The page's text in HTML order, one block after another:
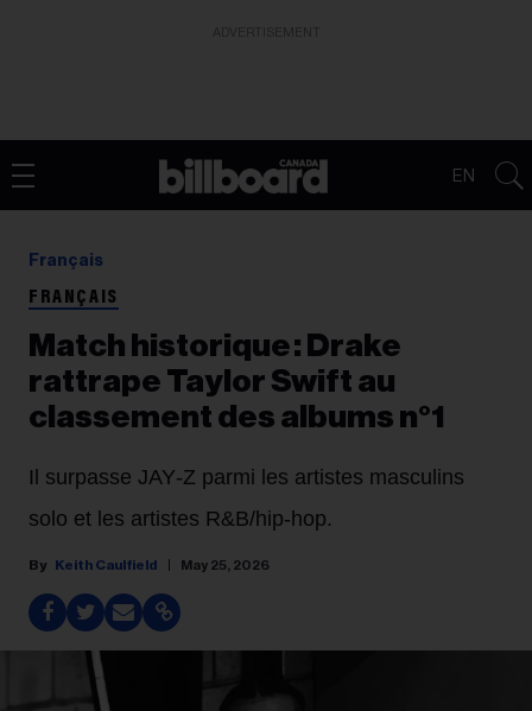
EN
Français
FRANÇAIS
Match historique : Drake
rattrape Taylor Swift au
classement des albums n°1
Il surpasse JAY‑Z parmi les artistes masculins
solo et les artistes R&B/hip‑hop.
Keith Caulfield May 25, 2026